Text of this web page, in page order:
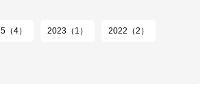
（4） 2023（1） 2022（2）